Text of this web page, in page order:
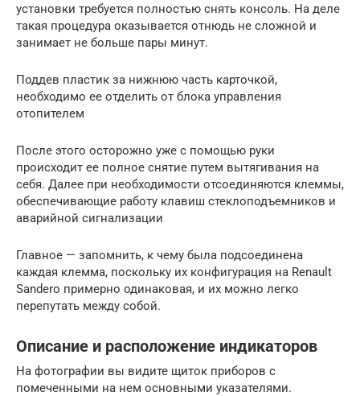
установки требуется полностью снять консоль. На деле
такая процедура оказывается отнюдь не сложной и
занимает не больше пары минут.
Поддев пластик за нижнюю часть карточкой,
необходимо ее отделить от блока управления
отопителем
После этого осторожно уже с помощью руки
происходит ее полное снятие путем вытягивания на
себя. Далее при необходимости отсоединяются клеммы,
обеспечивающие работу клавиш стеклоподъемников и
аварийной сигнализации
Главное — запомнить, к чему была подсоединена
каждая клемма, поскольку их конфигурация на Renault
Sandero примерно одинаковая, и их можно легко
перепутать между собой.
Описание и расположение индикаторов
На фотографии вы видите щиток приборов с
помеченными на нем основными указателями.